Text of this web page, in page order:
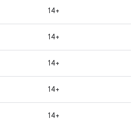
14+
14+
14+
14+
14+